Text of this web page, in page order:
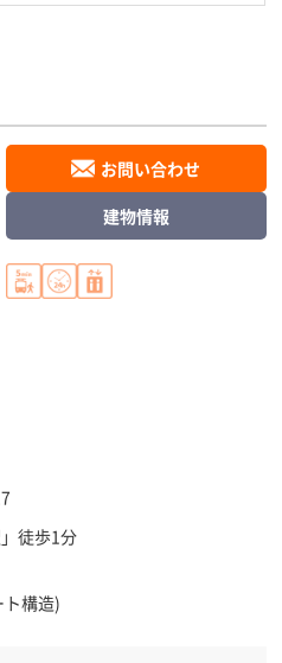
」徒歩1分
ト構造)
お問い合わせ
建物情報